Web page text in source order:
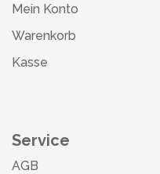
Mein Konto
Warenkorb
Kasse
Service
AGB